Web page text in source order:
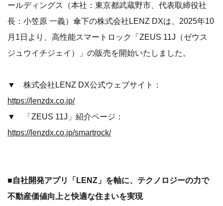
ールディングス（本社：東京都武蔵野市、代表取締役社
長：小笠原 一義）傘下の株式会社LENZ DXは、2025年10
月1日より、高性能スマートロック「ZEUS 11J（ゼウス
ジュウイチジェイ）」の販売を開始いたしました。
▼ 株式会社LENZ DX公式ウェブサイト：
https://lenzdx.co.jp/
▼ 「ZEUS 11J」紹介ページ：
https://lenzdx.co.jp/smartrock/
■自社開発アプリ「LENZ」を軸に、テクノロジーの力で
不動産価値向上と快適な住まいを実現